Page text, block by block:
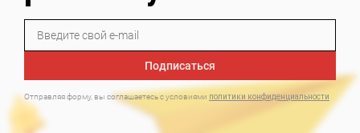
Подписаться
Отправляя форму, вы соглашаетесь с условиями политики конфиденциальности